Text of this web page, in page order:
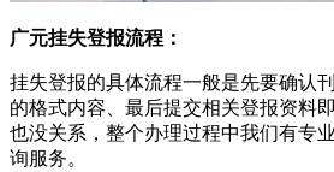
广元挂失登报流程：
挂失登报的具体流程一般是先要确认
的格式内容、最后提交相关登报资料
也没关系，整个办理过程中我们有专
询服务。